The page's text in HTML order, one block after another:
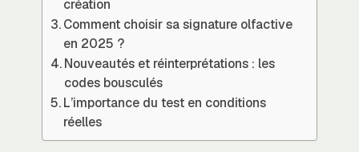
création
Comment choisir sa signature olfactive
en 2025 ?
Nouveautés et réinterprétations : les
codes bousculés
L’importance du test en conditions
réelles